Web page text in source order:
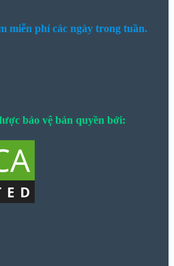
miễn phí các ngày trong tuần.
bảo vệ bản quyền bởi: